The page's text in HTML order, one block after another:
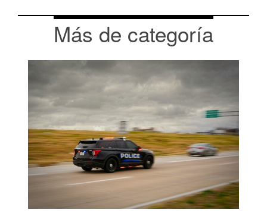
Más de categoría